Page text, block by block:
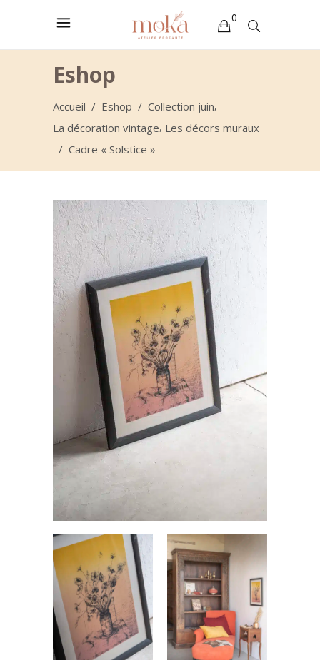
0
Eshop
Accueil / Eshop / Collection juin,
La décoration vintage, Les décors muraux
/ Cadre « Solstice »